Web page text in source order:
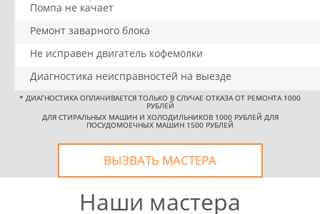
Помпа не качает
Ремонт заварного блока
Не исправен двигатель кофемолки
Диагностика неисправностей на выезде
* ДИАГНОСТИКА ОПЛАЧИВАЕТСЯ ТОЛЬКО В СЛУЧАЕ ОТКАЗА ОТ РЕМОНТА 1000
РУБЛЕЙ
ДЛЯ СТИРАЛЬНЫХ МАШИН И ХОЛОДИЛЬНИКОВ 1000 РУБЛЕЙ ДЛЯ
ПОСУДОМОЕЧНЫХ МАШИН 1500 РУБЛЕЙ
ВЫЗВАТЬ МАСТЕРА
Наши мастера